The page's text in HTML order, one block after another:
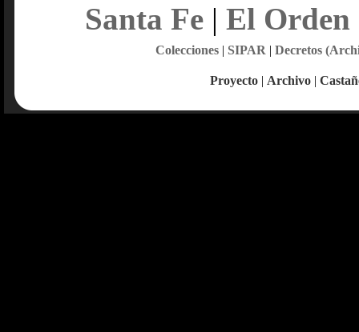
Santa Fe| El Orden
Colecciones| SIPAR | Decretos
Proyecto | Archivo |